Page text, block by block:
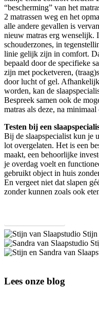
“bescherming” van het
2 matrassen weg en het
alle andere gevallen is
nieuw matras erg wenselijk.
schouderzones, in
linie gelijk zijn in comfort.
bepaald door de specifieke
zijn met pocketveren,
door lucht of gel.
worden, kan de
Bespreek samen ook de
matras als deze, na
Testen bij een
Bij de slaapspecialist kun je
lot overgelaten. Het is een
maakt, een behoorlijke
je overdag voelt en
gebruikt object in huis
En vergeet niet dat slapen
zonder kunnen zoals ook
Stijn
-
-
Sandra
Stijn
Sandra
Lees onze blog